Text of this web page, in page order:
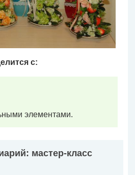
с:
элементами.
мастер-класс